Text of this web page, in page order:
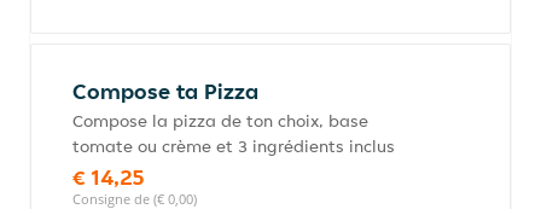
Compose ta Pizza
Compose la pizza de ton choix, base
tomate ou crème et 3 ingrédients inclus
€ 14,25
Consigne de (€ 0,00)